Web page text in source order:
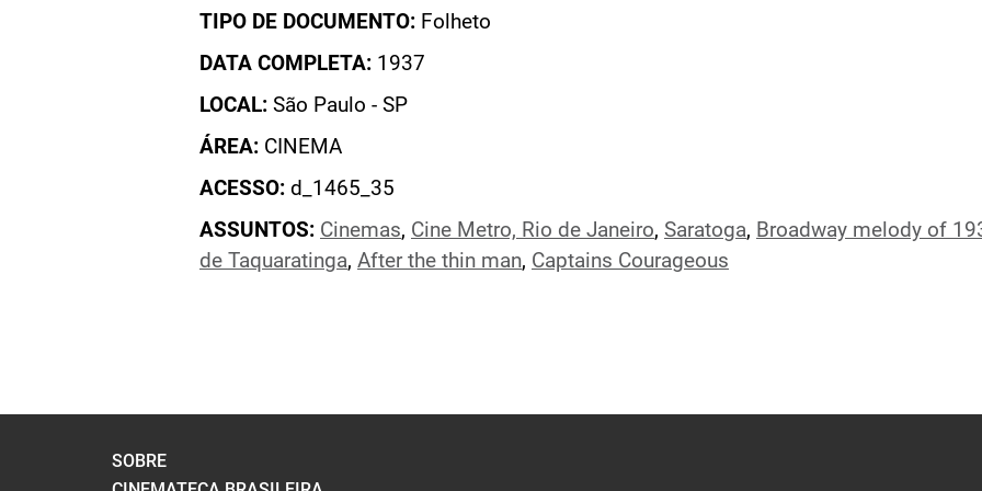
TIPO DE DOCUMENTO: Folheto
DATA COMPLETA: 1937
LOCAL: São Paulo - SP
ÁREA: CINEMA
ACESSO: d_1465_35
ASSUNTOS: Cinemas, Cine Metro, Rio de Janeiro, Saratoga, Broadway melody of
de Taquaratinga, After the thin man, Captains Courageous
SOBRE